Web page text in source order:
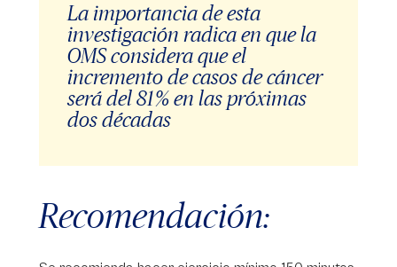
La importancia de esta
investigación radica en que la
OMS considera que el
incremento de casos de cáncer
será del 81 % en las próximas
dos décadas
Recomendación: